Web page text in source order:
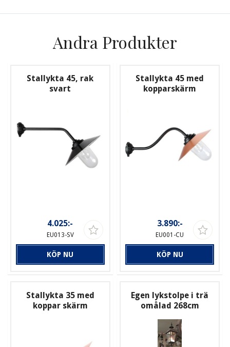
Andra Produkter
Stallykta 45, rak
svart
4.025:-
EU013-SV
KÖP NU
Stallykta 45 med
kopparskärm
3.890:-
EU001-CU
KÖP NU
Stallykta 35 med
koppar skärm
Egen lykstolpe i trä
omålad 268cm